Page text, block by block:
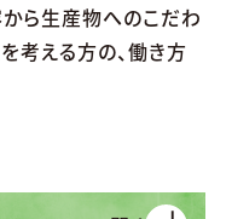
ら生産物へのこだわ
考える方の、働き方